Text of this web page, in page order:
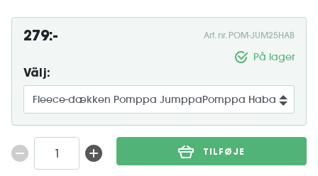
279:- Art. nr. POM-JUM25HAB
På lager
Välj:
TILFØJE